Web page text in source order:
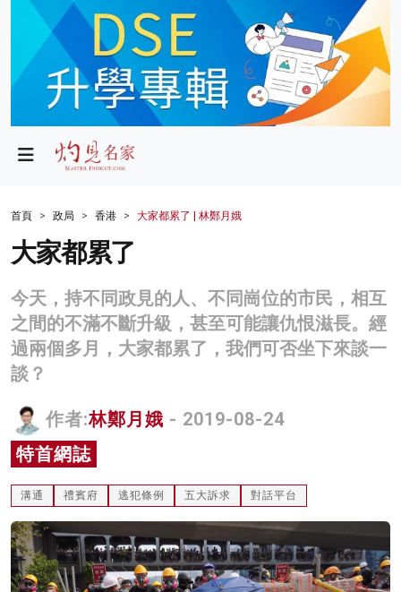
政局
財經
生活
商業
科技
名家榜
灼見活動
關於我們
首頁 政局 香港 大家都累了 | 林鄭月娥
大家都累了
今天，持不同政見的人、不同崗位的市民，相互
之間的不滿不斷升級，甚至可能讓仇恨滋長。經
過兩個多月，大家都累了，我們可否坐下來談一
談？
作者:林鄭月娥 - 2019-08-24
特首網誌
溝通 禮賓府 逃犯條例 五大訴求 對話平台